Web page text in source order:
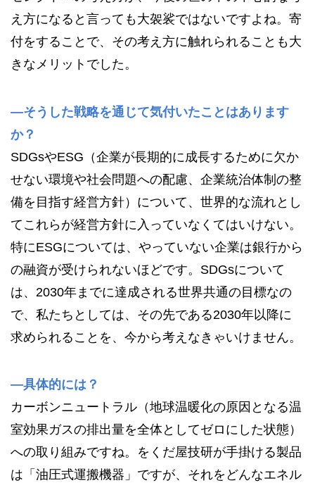
え方になると言っても大袈裟ではないですよね。寄
付をすることで、その考え方に触れられることも大
きなメリットでした。
—そうした戦略を通じて気付いたことはあります
か？
SDGsやESG（企業が長期的に成長するために欠か
せない環境や社会問題への配慮、企業統治体制の整
備を目指す経営方針）について、世界的な流れとし
てこれらが経営方針に入っていなくてはいけない。
特にESGについては、やっていない企業は銀行から
の融資が受けられないほどです。SDGsについて
は、2030年までに達成される世界共通の目標なの
で、私たちとしては、その先である2030年以降に
求められることを、今から考えなきゃいけません。
—具体的には？
カーボンニュートラル（地球温暖化の原因となる温
室効果ガスの排出量を全体としてゼロにした状態）
への取り組みですね。をくだ屋技研が手掛ける製品
は「油圧式運搬機器」ですが、それをどんなエネル